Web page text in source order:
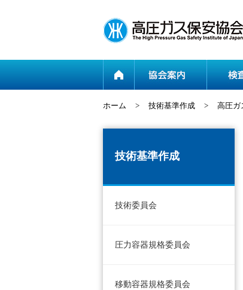
ホーム > 技術基準作成 > 高圧ガ
技術基準作成
技術委員会
圧力容器規格委員会
移動容器規格委員会